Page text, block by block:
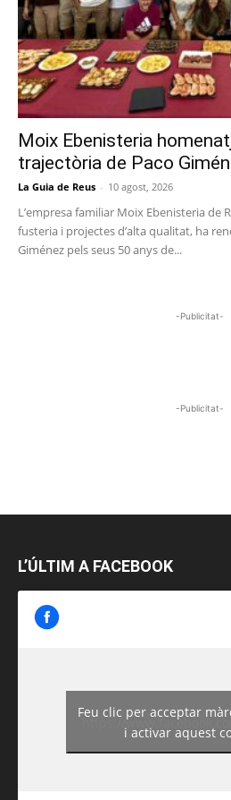
Moix Ebenisteria
trajectòria de Paco
La Guia de Reus - 10 agost, 2026
L’empresa familiar Moix Ebenisteria de
fusteria i projectes d’alta qualitat, ha
Giménez pels seus 50 anys de...
-Publicitat-
-Publicitat-
L’ÚLTIM A FACEBOOK
https://
Feu clic per acceptar
i activar aquest